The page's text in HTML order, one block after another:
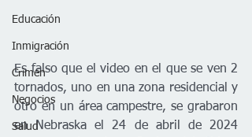
Educación
Inmigración
Crimen
Negocios
Salud
Es falso que el video en el que se ven 2
tornados, uno en una zona residencial y
otro en un área campestre, se grabaron
en Nebraska el 24 de abril de 2024